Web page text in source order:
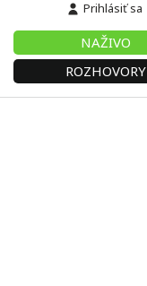
Prihlásiť sa
NAŽIVO
ROZHOVORY